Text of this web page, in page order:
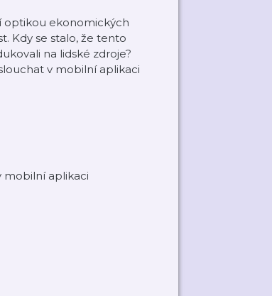
optikou ekonomických
Kdy se stalo, že tento
na lidské zdroje?
v mobilní aplikaci
mobilní aplikaci